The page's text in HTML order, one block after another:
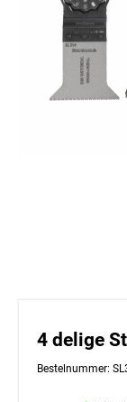
4 delige
Bestelnummer: